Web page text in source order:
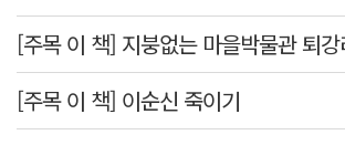
[주목 이 책] 지붕없는 마을박물관 퇴강
[주목 이 책] 이순신 죽이기